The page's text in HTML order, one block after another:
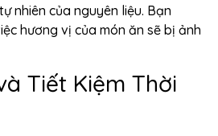
nhiên của nguyên liệu. Bạn
hương vị của món ăn sẽ bị ảnh
Tiết Kiệm Thời